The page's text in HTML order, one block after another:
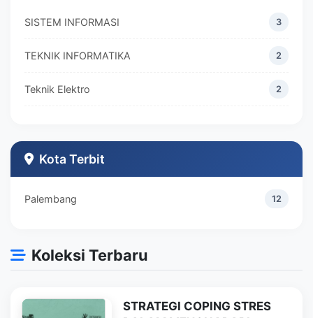
SISTEM INFORMASI 3
TEKNIK INFORMATIKA 2
Teknik Elektro 2
Teknik Industri
Kota Terbit
Palembang 12
Koleksi Terbaru
STRATEGI COPING STRES